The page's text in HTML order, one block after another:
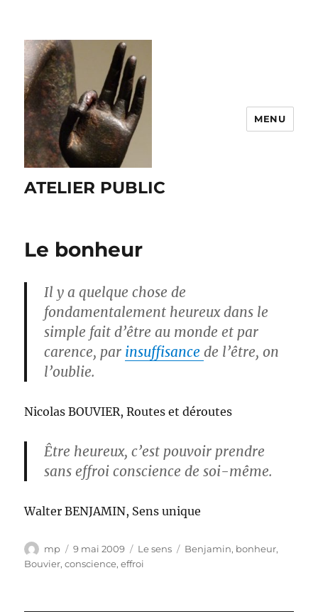
ATELIER PUBLIC
MENU
Le bonheur
Il y a quelque chose de
fondamentalement heureux dans le
simple fait d’être au monde et par
carence, par insuffisancede l’être, on
l’oublie.
Nicolas BOUVIER, Routes et déroutes
Être heureux, c’est pouvoir prendre
sans effroi conscience de soi-même.
Walter BENJAMIN, Sens unique
Auteur
mp
Publié
le
9 mai 2009 Catégories
Le sens Étiquettes
Benjamin, bonheur,
Bouvier,conscience,effroi